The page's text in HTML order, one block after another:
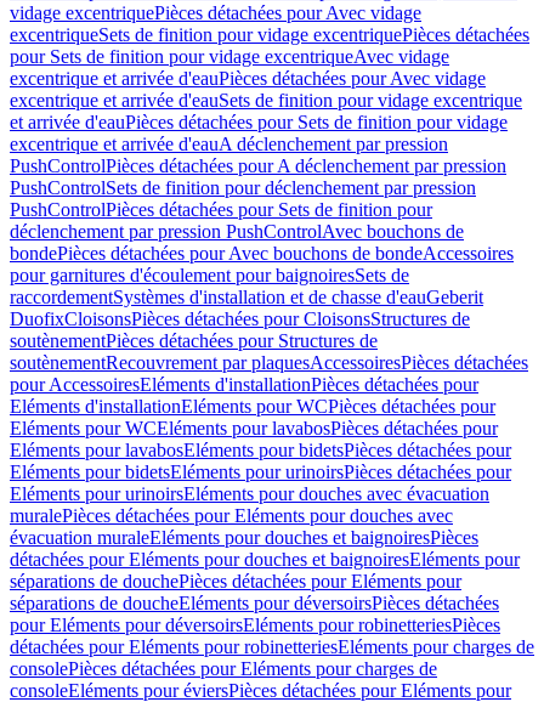
vidage excentriquePièces détachées pour Avec vidage
excentriqueSets de finition pour vidage excentriquePièces détachées
pour Sets de finition pour vidage excentriqueAvec vidage
excentrique et arrivée d'eauPièces détachées pour Avec vidage
excentrique et arrivée d'eauSets de finition pour vidage excentrique
et arrivée d'eauPièces détachées pour Sets de finition pour vidage
excentrique et arrivée d'eauA déclenchement par pression
PushControlPièces détachées pour A déclenchement par pression
PushControlSets de finition pour déclenchement par pression
PushControlPièces détachées pour Sets de finition pour
déclenchement par pression PushControlAvec bouchons de
bondePièces détachées pour Avec bouchons de bondeAccessoires
pour garnitures d'écoulement pour baignoiresSets de
raccordementSystèmes d'installation et de chasse d'eauGeberit
DuofixCloisonsPièces détachées pour CloisonsStructures de
soutènementPièces détachées pour Structures de
soutènementRecouvrement par plaquesAccessoiresPièces détachées
pour AccessoiresEléments d'installationPièces détachées pour
Eléments d'installationEléments pour WCPièces détachées pour
Eléments pour WCEléments pour lavabosPièces détachées pour
Eléments pour lavabosEléments pour bidetsPièces détachées pour
Eléments pour bidetsEléments pour urinoirsPièces détachées pour
Eléments pour urinoirsEléments pour douches avec évacuation
muralePièces détachées pour Eléments pour douches avec
évacuation muraleEléments pour douches et baignoiresPièces
détachées pour Eléments pour douches et baignoiresEléments pour
séparations de douchePièces détachées pour Eléments pour
séparations de doucheEléments pour déversoirsPièces détachées
pour Eléments pour déversoirsEléments pour robinetteriesPièces
détachées pour Eléments pour robinetteriesEléments pour charges de
consolePièces détachées pour Eléments pour charges de
consoleEléments pour éviersPièces détachées pour Eléments pour